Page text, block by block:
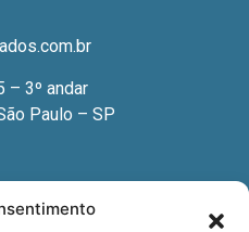
– 3º andar
Paulo – SP